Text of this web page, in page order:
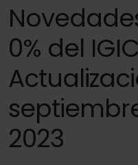
0% del
2023